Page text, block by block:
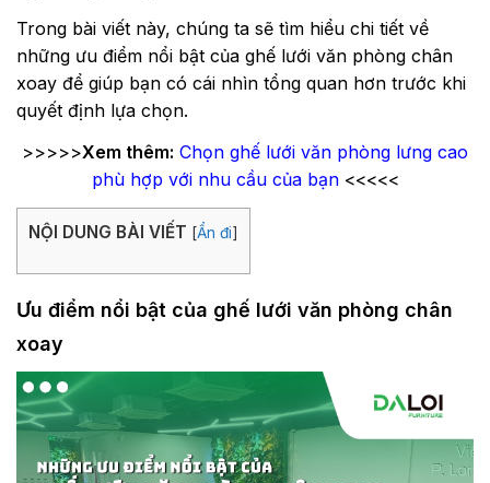
Trong bài viết này, chúng ta sẽ tìm hiểu chi tiết về
những ưu điểm nổi bật của ghế lưới văn phòng chân
xoay để giúp bạn có cái nhìn tổng quan hơn trước khi
quyết định lựa chọn.
>>>>>Xem thêm: Chọn ghế lưới văn phòng lưng cao
phù hợp với nhu cầu của bạn<<<<<
NỘI DUNG BÀI VIẾT [Ẩn đi]
Ưu điểm nổi bật của ghế lưới văn phòng chân
xoay